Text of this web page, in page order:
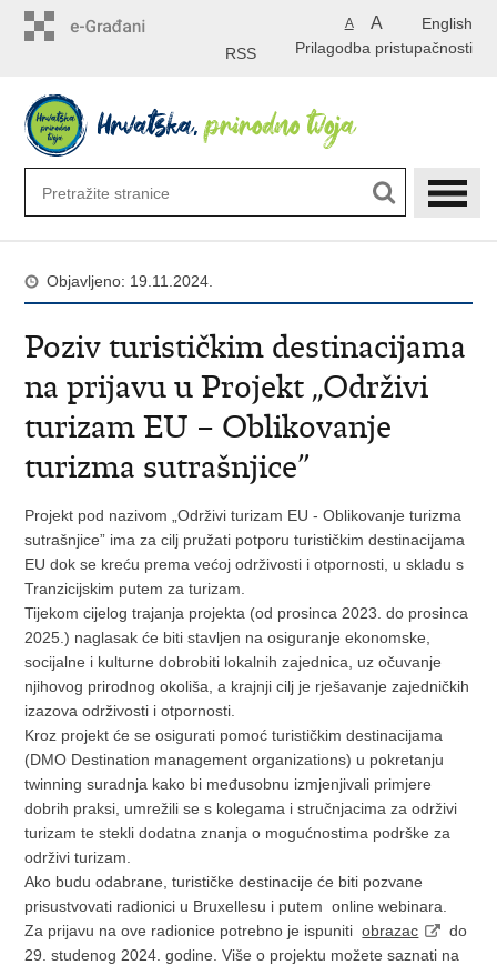
English
A A
Prilagodba pristupačnosti
RSS
Objavljeno: 19.11.2024.
Poziv turističkim destinacijama
na prijavu u Projekt „Održivi
turizam EU – Oblikovanje
turizma sutrašnjice”
Projekt pod nazivom „Održivi turizam EU - Oblikovanje turizma
sutrašnjice” ima za cilj pružati potporu turističkim destinacijama
EU dok se kreću prema većoj održivosti i otpornosti, u skladu s
Tranzicijskim putem za turizam.
Tijekom cijelog trajanja projekta (od prosinca 2023. do prosinca
2025.) naglasak će biti stavljen na osiguranje ekonomske,
socijalne i kulturne dobrobiti lokalnih zajednica, uz očuvanje
njihovog prirodnog okoliša, a krajnji cilj je rješavanje zajedničkih
izazova održivosti i otpornosti.
Kroz projekt će se osigurati pomoć turističkim destinacijama
(DMO Destination management organizations) u pokretanju
twinning suradnja kako bi međusobnu izmjenjivali primjere
dobrih praksi, umrežili se s kolegama i stručnjacima za održivi
turizam te stekli dodatna znanja o mogućnostima podrške za
održivi turizam.
Ako budu odabrane, turističke destinacije će biti pozvane
prisustvovati radionici u Bruxellesu i putem online webinara.
Za prijavu na ove radionice potrebno je ispunitiobrazac
do
29. studenog 2024. godine. Više o projektu možete saznati na